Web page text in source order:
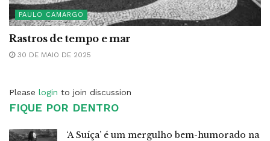
PAULO CAMARGO
Rastros de tempo e mar
30 DE MAIO DE 2025
Please login to join discussion
FIQUE POR DENTRO
‘A Suíça’ é um mergulho bem-humorado na